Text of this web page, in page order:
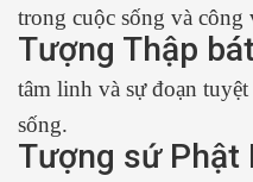
trong cuộc sống và công
Tượng Thập
tâm linh và sự đoạn
sống.
Tượng sứ Phật